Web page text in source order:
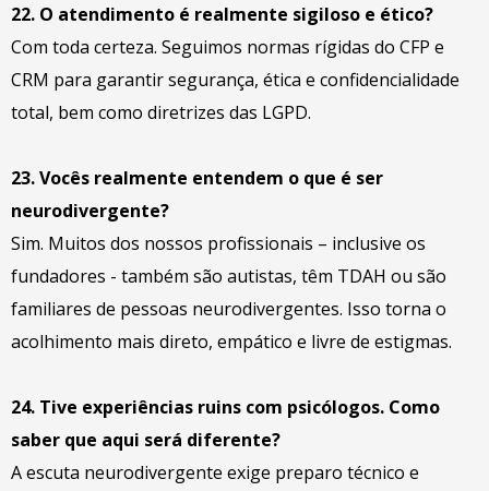
22. O atendimento é realmente sigiloso e ético?
Com toda certeza. Seguimos normas rígidas do CFP e
CRM para garantir segurança, ética e confidencialidade
total, bem como diretrizes das LGPD.
23. Vocês realmente entendem o que é ser
neurodivergente?
Sim. Muitos dos nossos profissionais – inclusive os
fundadores - também são autistas, têm TDAH ou são
familiares de pessoas neurodivergentes. Isso torna o
acolhimento mais direto, empático e livre de estigmas.
24. Tive experiências ruins com psicólogos. Como
saber que aqui será diferente?
A escuta neurodivergente exige preparo técnico e